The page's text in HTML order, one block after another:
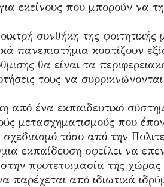
εκείνους που μπορούν να
συνθήκη της φοιτητικής
πανεπιστήμια κοστίζουν
θα είναι τα
τους να
από ένα εκπαιδευτικό
μετασχηματισμούς που
τόσο από την
εκπαίδευση οφείλει να
προτετοιμασία της χώρας
παρέχεται από ιδιωτικά